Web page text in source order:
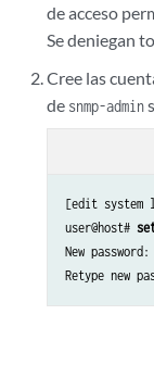
de acceso
Se deniegan
Cree las
de snmp-admin
[edit system
user@host#
New password:
Retype new